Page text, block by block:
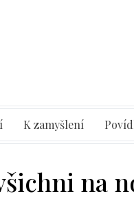
K zamyšlení
na